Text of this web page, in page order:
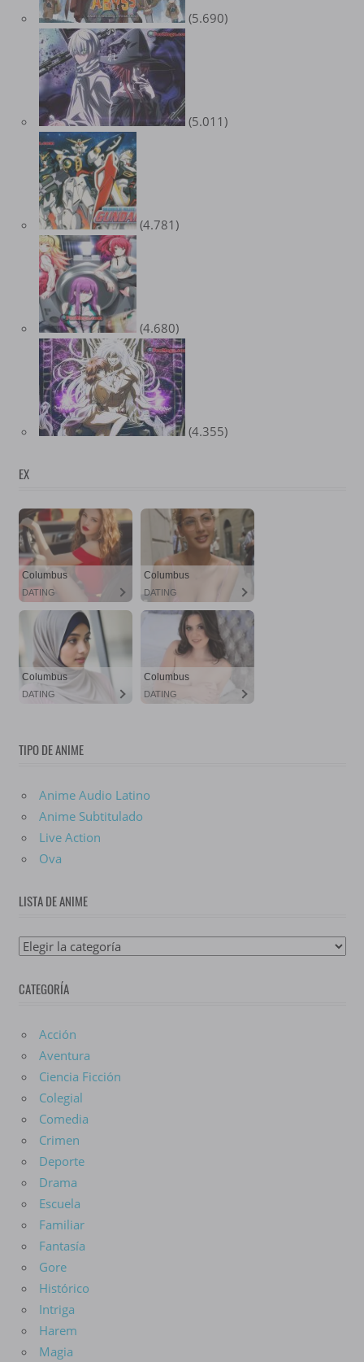
(5.690)
(5.011)
(4.781)
(4.680)
(4.355)
EX
TIPO DE ANIME
Anime Audio Latino
Anime Subtitulado
Live Action
Ova
LISTA DE ANIME
Lista
Anime
CATEGORÍA
Acción
Aventura
Ciencia Ficción
Colegial
Comedia
Crimen
Deporte
Drama
Escuela
Familiar
Fantasía
Gore
Histórico
Intriga
Harem
Magia